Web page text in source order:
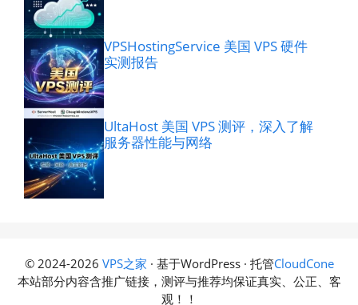
VPSHostingService 美国 VPS 硬件
实测报告
UltaHost 美国 VPS 测评，深入了解
服务器性能与网络
© 2024-2026 VPS之家 · 基于WordPress · 托管CloudCone
本站部分内容含推广链接，测评与推荐均保证真实、公正、客
观！！